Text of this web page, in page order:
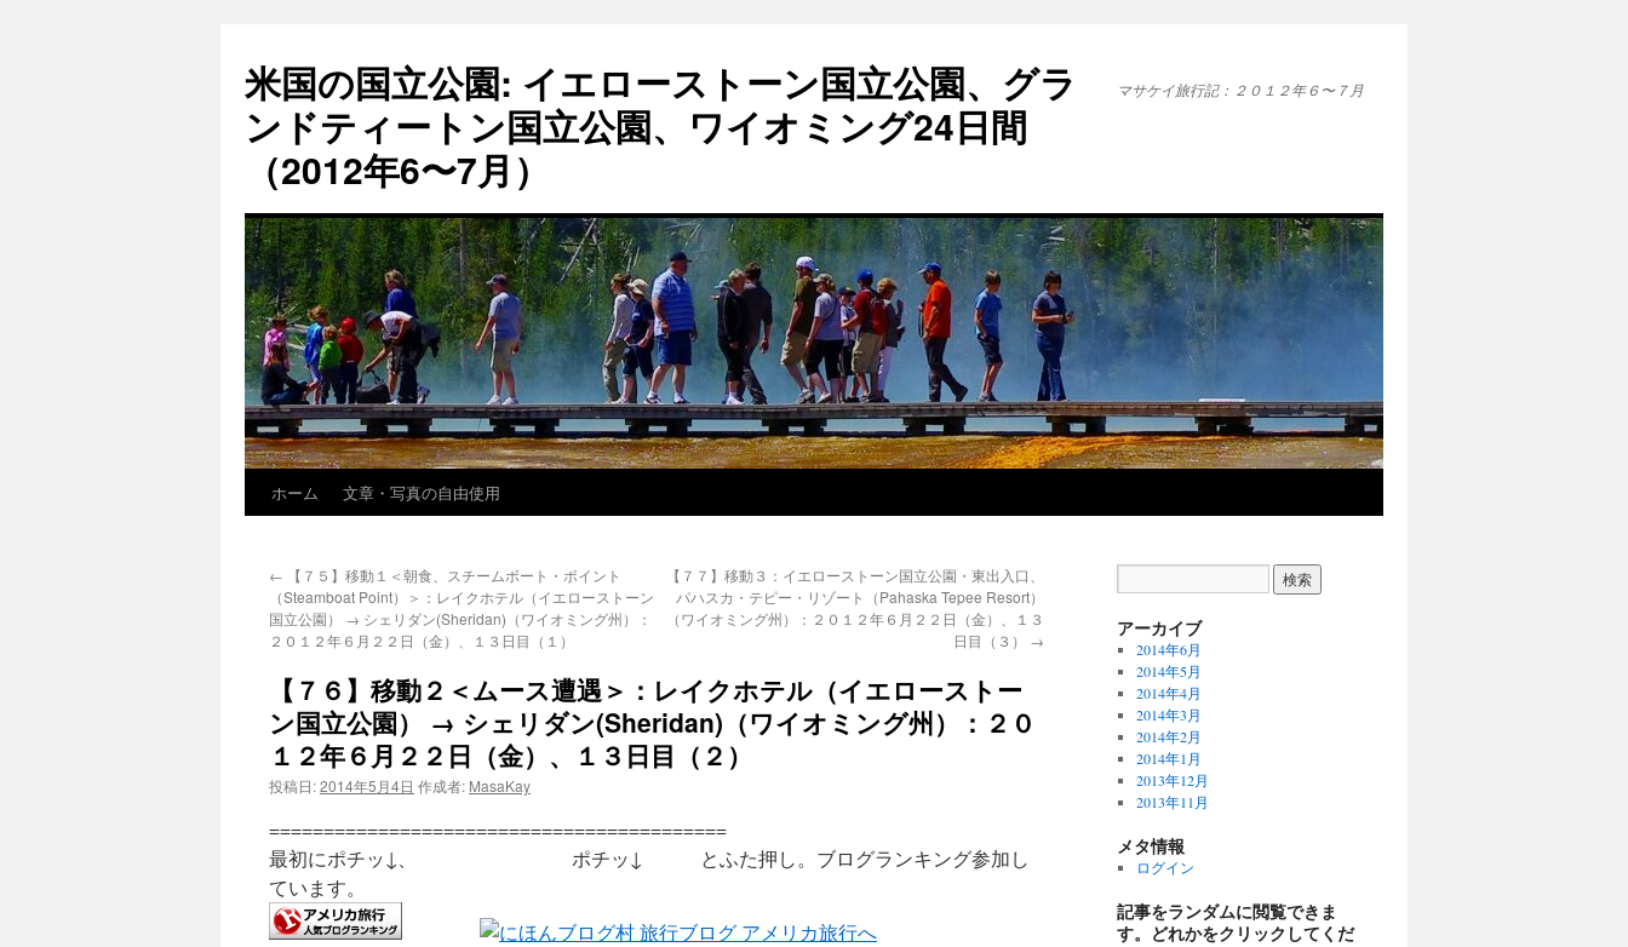
テ
ン
ツ
へ
プ
米国の国立公園: イエローストーン国立公園、グラ
ンドティートン国立公園、ワイオミング24日間
（2012年6〜7月）
マサケイ旅行記：２０１２年６〜７月
ホーム 文章・写真の自由使用
← 【７５】移動１＜朝食、スチームボート・ポイント
（Steamboat Point）＞：レイクホテル（イエローストーン
国立公園） → シェリダン(Sheridan)（ワイオミング州）：
２０１２年６月２２日（金）、１３日目（１）
【７７】移動３：イエローストーン国立公園・東出入口、
パハスカ・テピー・リゾート（Pahaska Tepee Resort）
（ワイオミング州）：２０１２年６月２２日（金）、１３
日目（３） →
【７６】移動２＜ムース遭遇＞：レイクホテル（イエローストー
ン国立公園） → シェリダン(Sheridan)（ワイオミング州）：２０
１２年６月２２日（金）、１３日目（２）
投稿日:2014年5月4日 作成者: MasaKay
==========================================
最初にポチッ↓、 ポチッ↓ とふた押し。ブログランキング参加し
ています。
アーカイブ
2014年6月
2014年5月
2014年4月
2014年3月
2014年2月
2014年1月
2013年12月
2013年11月
メタ情報
ログイン
記事をランダムに閲覧できま
す。どれかをクリックしてくだ